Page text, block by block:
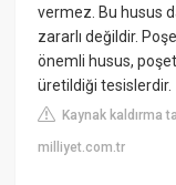
vermez. Bu husus
zararlı değildir.
önemli husus,
üretildiği tesislerdir.
Kaynak kaldırma
milliyet.com.tr